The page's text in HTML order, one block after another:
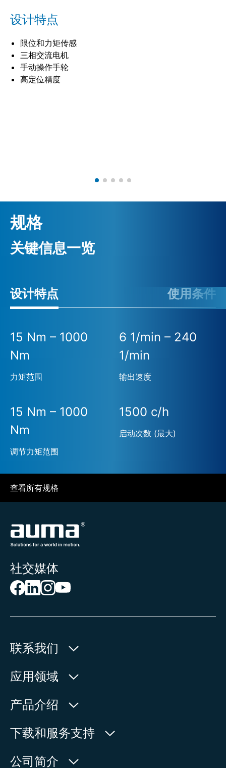
设计特点
限位和力矩传感
三相交流电机
手动操作手轮
高定位精度
规格
关键信息一览
设计特点 使用条件
15 Nm – 1000
Nm
力矩范围
6 1/min – 240
1/min
输出速度
15 Nm – 1000
Nm
调节力矩范围
1500 c/h
启动次数 (最大)
查看所有规格
社交媒体
联系我们
欧玛执行器(中国)有限公司
人民北路171号
215499
应用领域
水利
电力
通用工业
产品介绍
产品查询
下载和服务支持
欧玛中国联系方式
公司简介